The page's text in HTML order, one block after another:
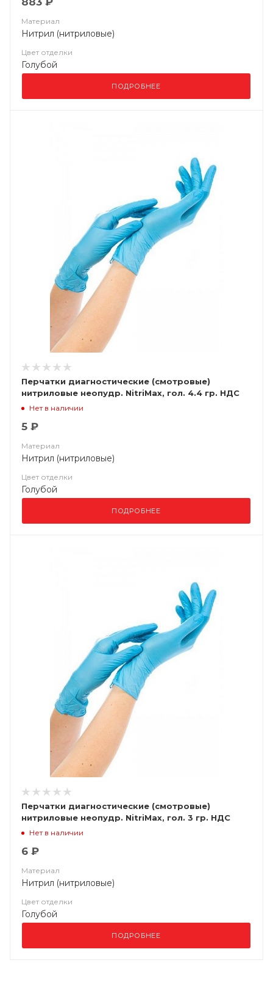
Материал
Нитрил (нитриловые)
Цвет отделки
Голубой
ПОДРОБНЕЕ
Перчатки диагностические (смотровые)
нитриловые неопудр. NitriMax, гол. 4.4 гр. НДС
(10%)
Нет в наличии
5 ₽
Материал
Нитрил (нитриловые)
Цвет отделки
Голубой
ПОДРОБНЕЕ
Перчатки диагностические (смотровые)
нитриловые неопудр. NitriMax, гол. 3 гр. НДС
(10%)
Нет в наличии
6 ₽
Материал
Нитрил (нитриловые)
Цвет отделки
Голубой
ПОДРОБНЕЕ